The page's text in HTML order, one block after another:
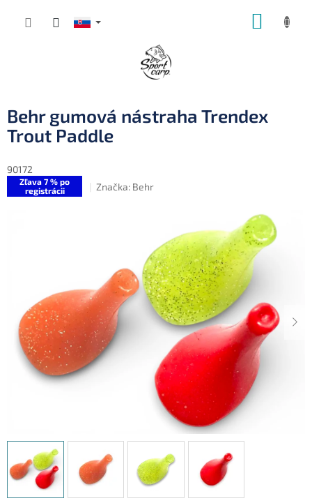
Behr gumová nástraha Trendex
Trout Paddle
90172
Zľava 7 % po
registrácii
Značka: Behr